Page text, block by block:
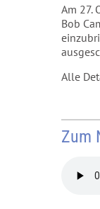
Am 27.
Bob
Alle
Zum